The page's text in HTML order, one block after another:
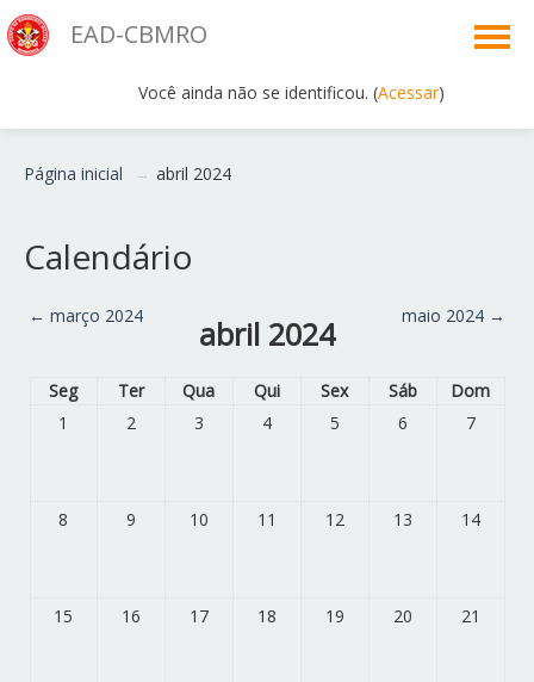
EAD-CBMRO
Você ainda não se identificou. (Acessar)
Página inicial → abril 2024
Calendário
← março 2024 abril 2024 maio 2024 →
Seg Ter Qua Qui Sex Sáb
Dom
1
2 3 4 5 6 7
8 9 10 11 12 13 14
15 16 17 18 19 20 21